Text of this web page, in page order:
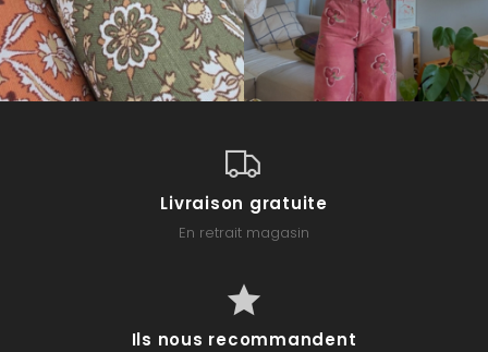
Livraison gratuite
En retrait magasin
Ils nous recommandent